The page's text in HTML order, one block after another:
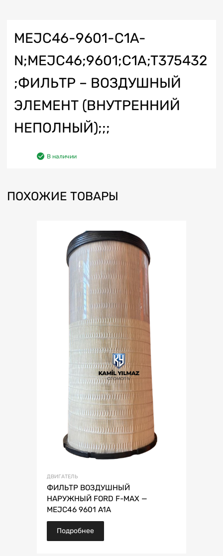
MEJC46-9601-C1A-
N;MEJC46;9601;C1A;T375432
;ФИЛЬТР – ВОЗДУШНЫЙ
ЭЛЕМЕНТ (ВНУТРЕННИЙ
НЕПОЛНЫЙ);;;
В наличии
ПОХОЖИЕ ТОВАРЫ
ДВИГАТЕЛЬ
ФИЛЬТР ВОЗДУШНЫЙ
НАРУЖНЫЙ FORD F-MAX —
MEJC46 9601 A1A
Подробнее